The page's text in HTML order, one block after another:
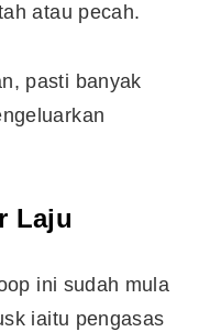
atau pecah.
pasti banyak
Laju
ini sudah mula
iaitu pengasas